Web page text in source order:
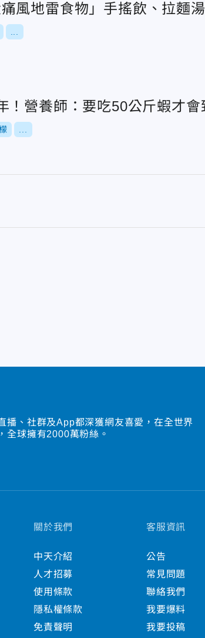
風地雷食物」手搖飲、拉麵
！營養師：要吃50公斤蝦才會
播、社群及App都深獲網友喜愛，在全世界
全球擁有2000萬粉絲。
關於我們
中天介紹
人才招募
使用條款
隱私權條款
免責聲明
客服資訊
公告
常見問題
聯絡我們
我要爆料
我要投稿